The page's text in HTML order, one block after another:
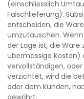
(einschliesslich
Falschlieferung).
entscheiden, die
umzutauschen. Wenn
der Lage ist, die
übermässige Kosten)
vervollständigen,
verzichtet, wird die
oder dem Kunden,
gewährt.